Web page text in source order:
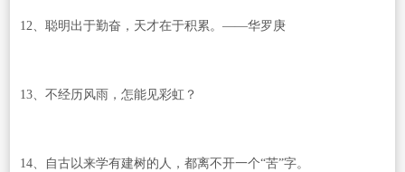
12、聪明出于勤奋，天才在于积累。——华罗庚
13、不经历风雨，怎能见彩虹？
14、自古以来学有建树的人，都离不开一个“苦”字。